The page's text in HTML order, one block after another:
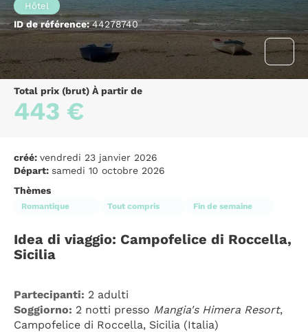
Hôtel
ID de référence:44278740
Total prix (brut) À partir de
443 €
créé: vendredi 23 janvier 2026
Départ: samedi 10 octobre 2026
Thèmes
Romantique Tout compris Fin de semaine
Idea di viaggio: Campofelice di Roccella,
Sicilia
Partecipanti: 2 adulti
Soggiorno: 2 notti presso Mangia's Himera Resort,
Campofelice di Roccella, Sicilia (Italia)